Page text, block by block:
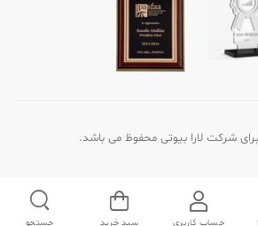
شرکت لارا بیوتی محفوظ می باشد.
حساب کاربری سبد خرید جستجو